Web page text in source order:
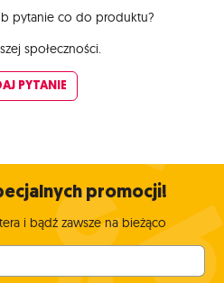
pytanie co do produktu?
społeczności.
PYTANIE
promocji!
i bądź zawsze na bieżąco